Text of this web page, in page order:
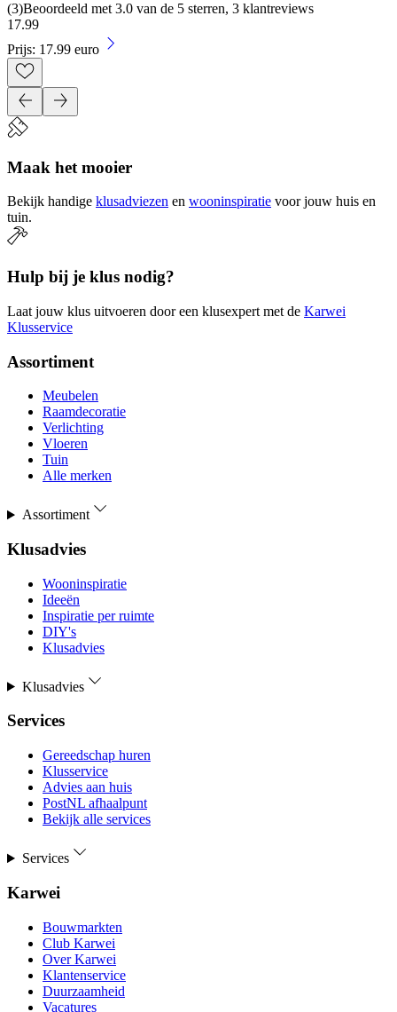
(3)Beoordeeld met 3.0 van de 5 sterren, 3 klantreviews
17.99
Prijs: 17.99 euro
Maak het mooier
Bekijk handige klusadviezen en wooninspiratie voor jouw huis en
tuin.
Hulp bij je klus nodig?
Laat jouw klus uitvoeren door een klusexpert met de Karwei
Klusservice
Assortiment
Meubelen
Raamdecoratie
Verlichting
Vloeren
Tuin
Alle merken
Assortiment
Klusadvies
Wooninspiratie
Ideeën
Inspiratie per ruimte
DIY's
Klusadvies
Klusadvies
Services
Gereedschap huren
Klusservice
Advies aan huis
PostNL afhaalpunt
Bekijk alle services
Services
Karwei
Bouwmarkten
Club Karwei
Over Karwei
Klantenservice
Duurzaamheid
Vacatures